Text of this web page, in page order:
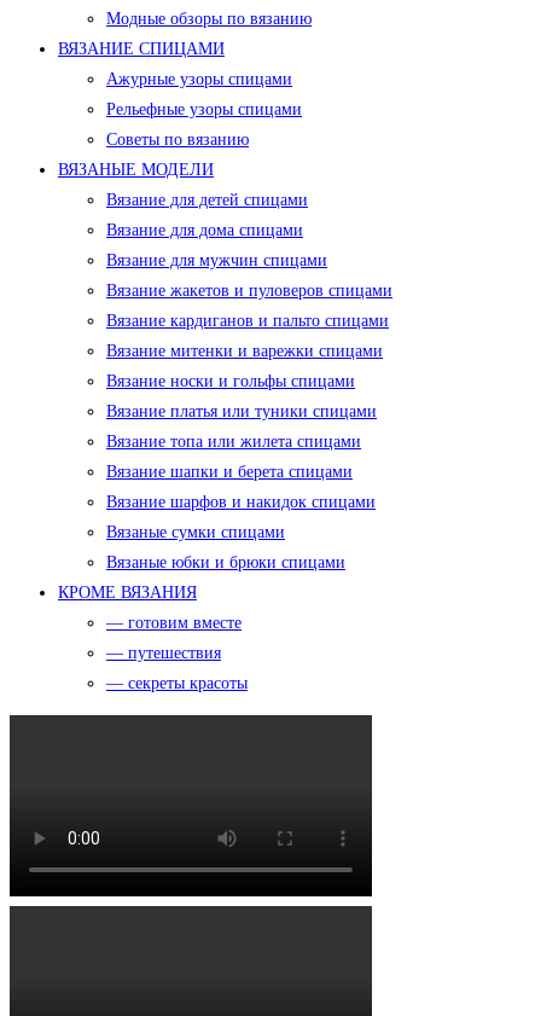
Модные обзоры по вязанию
ВЯЗАНИЕ СПИЦАМИ
Ажурные узоры спицами
Рельефные узоры спицами
Советы по вязанию
ВЯЗАНЫЕ МОДЕЛИ
Вязание для детей спицами
Вязание для дома спицами
Вязание для мужчин спицами
Вязание жакетов и пуловеров спицами
Вязание кардиганов и пальто спицами
Вязание митенки и варежки спицами
Вязание носки и гольфы спицами
Вязание платья или туники спицами
Вязание топа или жилета спицами
Вязание шапки и берета спицами
Вязание шарфов и накидок спицами
Вязаные сумки спицами
Вязаные юбки и брюки спицами
КРОМЕ ВЯЗАНИЯ
— готовим вместе
— путешествия
— секреты красоты